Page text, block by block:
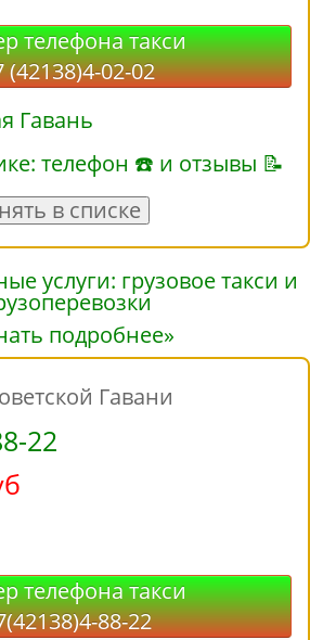
телефона такси
(42138)4-02-02
Гавань
телефон ☎ и отзывы 📝
в списке
подробнее»
Гавани
22
телефона такси
88-22